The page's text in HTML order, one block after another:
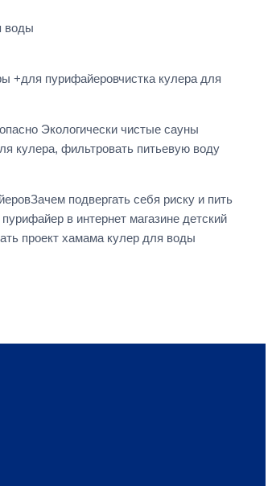
воды
+для пурифайеровчистка кулера для
Экологически чистые сауны
кулера, фильтровать питьевую воду
подвергать себя риску и пить
в интернет магазине детский
проект хамама кулер для воды